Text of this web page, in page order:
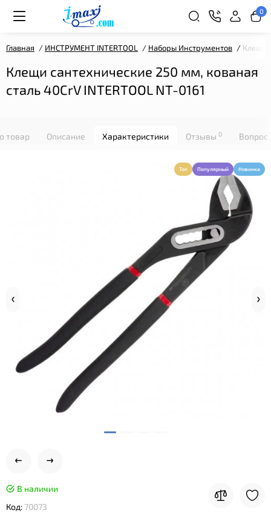
0
Главная ИНСТРУМЕНТ INTERTOOL Наборы Инструментов Клещи
Клещи сантехнические 250 мм, кованая
сталь 40CrV INTERTOOL NT-0161
товар Описание Характеристики Отзывы 0 Вопрос
Топ Популярный Новинка
В наличии
Код: 70073